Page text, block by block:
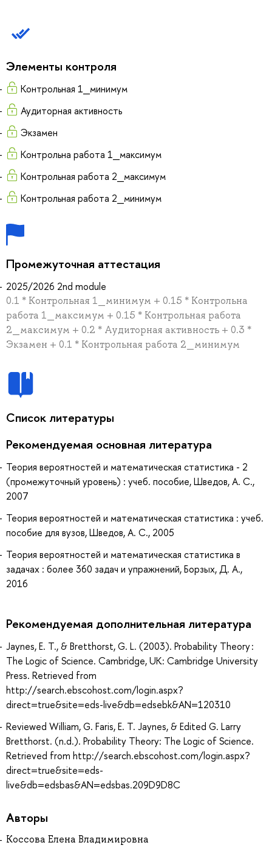
Элементы контроля
Контрольная 1_минимум
Аудиторная активность
Экзамен
Контрольна работа 1_максимум
Контрольная работа 2_максимум
Контрольная работа 2_минимум
Промежуточная аттестация
2025/2026 2nd module
0.1 * Контрольная 1_минимум + 0.15 * Контрольна
работа 1_максимум + 0.15 * Контрольная работа
2_максимум + 0.2 * Аудиторная активность + 0.3 *
Экзамен + 0.1 * Контрольная работа 2_минимум
Список литературы
Рекомендуемая основная литература
Теория вероятностей и математическая статистика - 2
(промежуточный уровень) : учеб. пособие, Шведов, А. С.,
2007
Теория вероятностей и математическая статистика : учеб.
пособие для вузов, Шведов, А. С., 2005
Теория вероятностей и математическая статистика в
задачах : более 360 задач и упражнений, Борзых, Д. А.,
2016
Рекомендуемая дополнительная литература
Jaynes, E. T., & Bretthorst, G. L. (2003). Probability Theory :
The Logic of Science. Cambridge, UK: Cambridge University
Press. Retrieved from
http://search.ebscohost.com/login.aspx?
direct=true&site=eds-live&db=edsebk&AN=120310
Reviewed William, G. Faris, E. T. Jaynes, & Edited G. Larry
Bretthorst. (n.d.). Probability Theory: The Logic of Science.
Retrieved from http://search.ebscohost.com/login.aspx?
direct=true&site=eds-
live&db=edsbas&AN=edsbas.209D9D8C
Авторы
Коссова Елена Владимировна